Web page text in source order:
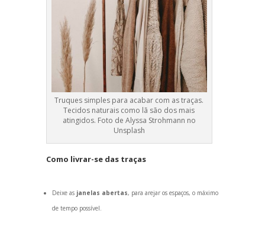
Truques simples para acabar com as traças.
Tecidos naturais como lã são dos mais
atingidos. Foto de Alyssa Strohmann no
Unsplash
Como livrar-se das traças
Deixe as janelas abertas, para arejar os espaços, o máximo
de tempo possível.